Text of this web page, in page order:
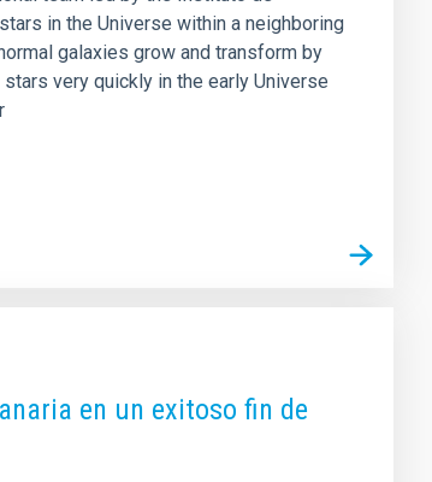
in the Universe within a neighboring
galaxies grow and transform by
very quickly in the early Universe
en un exitoso fin de